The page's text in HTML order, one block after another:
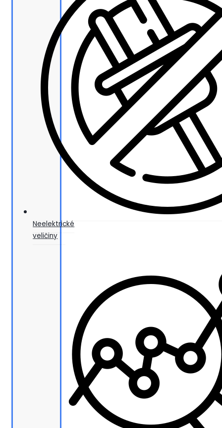
Neelektrické
veličiny